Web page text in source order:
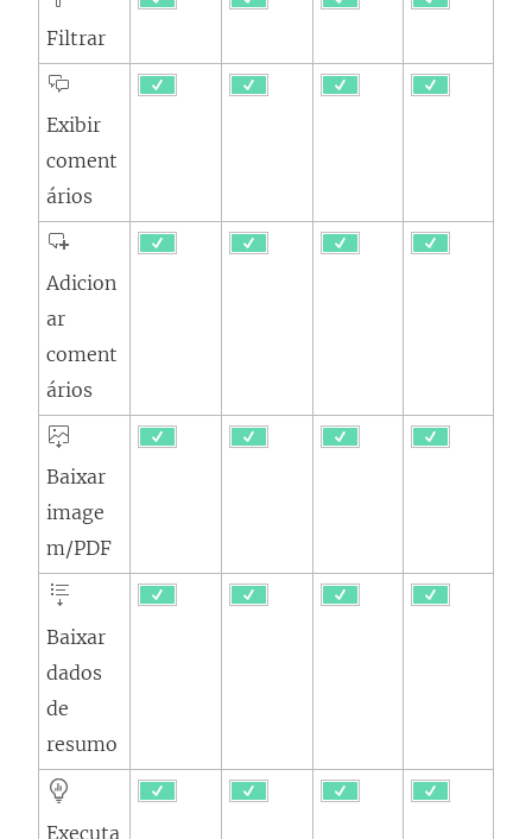
Filtrar
Exibir
coment
ários
Adicion
ar
coment
ários
Baixar
image
m/PDF
Baixar
dados
de
resumo
Executa